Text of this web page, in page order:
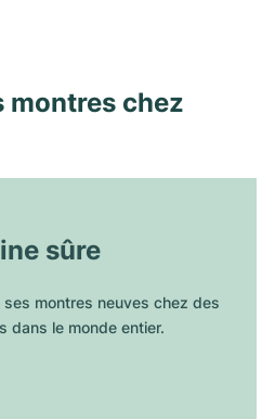
montres chez
sûre
ses montres neuves chez des
dans le monde entier.